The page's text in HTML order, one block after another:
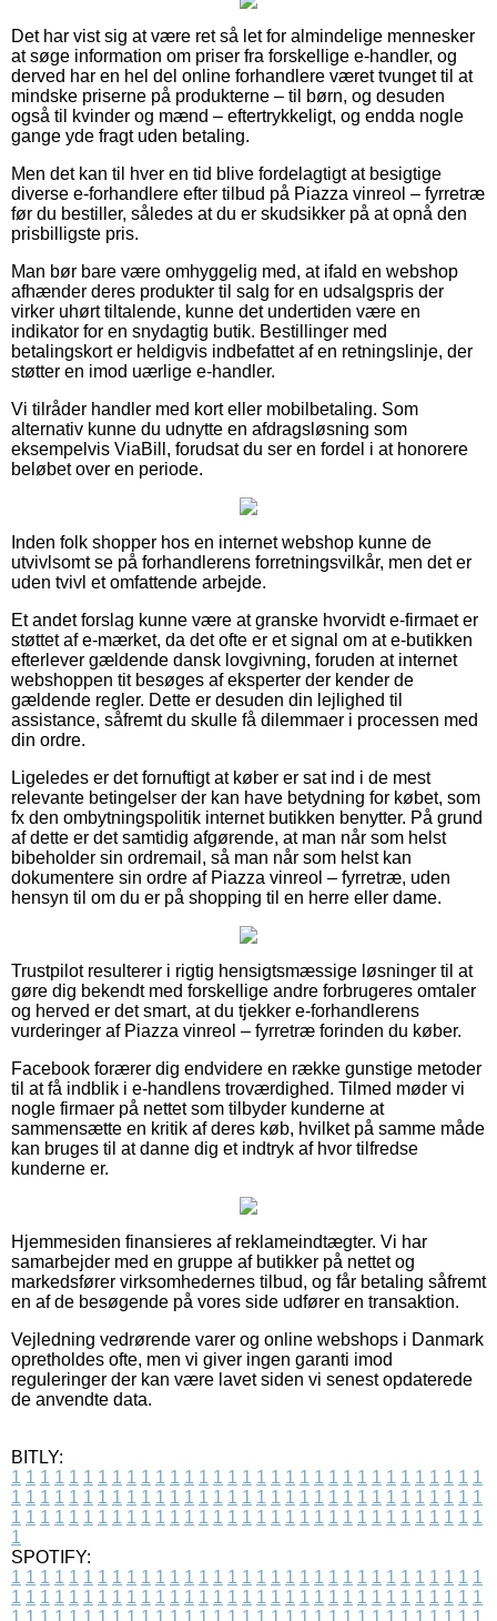
Det har vist sig at være ret så let for almindelige mennesker
at søge information om priser fra forskellige e-handler, og
derved har en hel del online forhandlere været tvunget til at
mindske priserne på produkterne – til børn, og desuden
også til kvinder og mænd – eftertrykkeligt, og endda nogle
gange yde fragt uden betaling.
Men det kan til hver en tid blive fordelagtigt at besigtige
diverse e-forhandlere efter tilbud på Piazza vinreol – fyrretræ
før du bestiller, således at du er skudsikker på at opnå den
prisbilligste pris.
Man bør bare være omhyggelig med, at ifald en webshop
afhænder deres produkter til salg for en udsalgspris der
virker uhørt tiltalende, kunne det undertiden være en
indikator for en snydagtig butik. Bestillinger med
betalingskort er heldigvis indbefattet af en retningslinje, der
støtter en imod uærlige e-handler.
Vi tilråder handler med kort eller mobilbetaling. Som
alternativ kunne du udnytte en afdragsløsning som
eksempelvis ViaBill, forudsat du ser en fordel i at honorere
beløbet over en periode.
Inden folk shopper hos en internet webshop kunne de
utvivlsomt se på forhandlerens forretningsvilkår, men det er
uden tvivl et omfattende arbejde.
Et andet forslag kunne være at granske hvorvidt e-firmaet er
støttet af e-mærket, da det ofte er et signal om at e-butikken
efterlever gældende dansk lovgivning, foruden at internet
webshoppen tit besøges af eksperter der kender de
gældende regler. Dette er desuden din lejlighed til
assistance, såfremt du skulle få dilemmaer i processen med
din ordre.
Ligeledes er det fornuftigt at køber er sat ind i de mest
relevante betingelser der kan have betydning for købet, som
fx den ombytningspolitik internet butikken benytter. På grund
af dette er det samtidig afgørende, at man når som helst
bibeholder sin ordremail, så man når som helst kan
dokumentere sin ordre af Piazza vinreol – fyrretræ, uden
hensyn til om du er på shopping til en herre eller dame.
Trustpilot resulterer i rigtig hensigtsmæssige løsninger til at
gøre dig bekendt med forskellige andre forbrugeres omtaler
og herved er det smart, at du tjekker e-forhandlerens
vurderinger af Piazza vinreol – fyrretræ forinden du køber.
Facebook forærer dig endvidere en række gunstige metoder
til at få indblik i e-handlens troværdighed. Tilmed møder vi
nogle firmaer på nettet som tilbyder kunderne at
sammensætte en kritik af deres køb, hvilket på samme måde
kan bruges til at danne dig et indtryk af hvor tilfredse
kunderne er.
Hjemmesiden finansieres af reklameindtægter. Vi har
samarbejder med en gruppe af butikker på nettet og
markedsfører virksomhedernes tilbud, og får betaling såfremt
en af de besøgende på vores side udfører en transaktion.
Vejledning vedrørende varer og online webshops i Danmark
opretholdes ofte, men vi giver ingen garanti imod
reguleringer der kan være lavet siden vi senest opdaterede
de anvendte data.
BITLY:
1 1 1 1 1 1 1 1 1 1 1 1 1 1 1 1 1 1 1 1 1 1 1 1 1 1 1 1 1 1 1 1 1
1 1 1 1 1 1 1 1 1 1 1 1 1 1 1 1 1 1 1 1 1 1 1 1 1 1 1 1 1 1 1 1 1
1 1 1 1 1 1 1 1 1 1 1 1 1 1 1 1 1 1 1 1 1 1 1 1 1 1 1 1 1 1 1 1 1
1
SPOTIFY:
1 1 1 1 1 1 1 1 1 1 1 1 1 1 1 1 1 1 1 1 1 1 1 1 1 1 1 1 1 1 1 1 1
1 1 1 1 1 1 1 1 1 1 1 1 1 1 1 1 1 1 1 1 1 1 1 1 1 1 1 1 1 1 1 1 1
1 1 1 1 1 1 1 1 1 1 1 1 1 1 1 1 1 1 1 1 1 1 1 1 1 1 1 1 1 1 1 1 1